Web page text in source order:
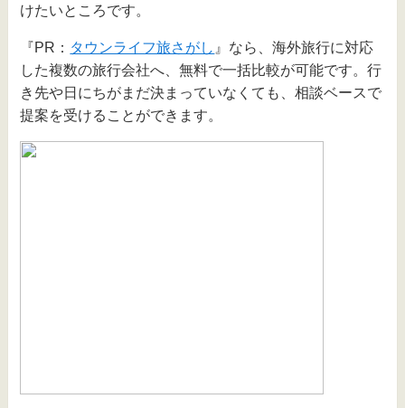
けたいところです。
『PR： タウンライフ旅さがし 』なら、海外旅行に対応
した複数の旅行会社へ、無料で一括比較が可能です。行
き先や日にちがまだ決まっていなくても、相談ベースで
提案を受けることができます。